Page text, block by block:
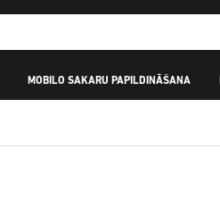
MOBILO SAKARU PAPILDINĀŠANA